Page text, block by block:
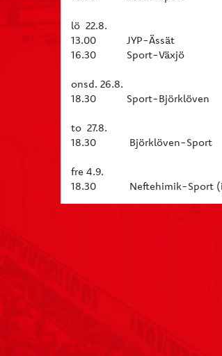
lö 22.8.
13.00 JYP-Ässät
16.30 Sport-Växjö
onsd. 26.8.
18.30 Sport-Björklöven
to 27.8.
18.30 Björklöven-Sport
fre 4.9.
18.30 Neftehimik-Sport (i